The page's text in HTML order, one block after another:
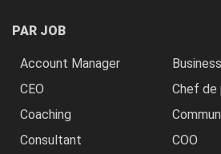
PAR JOB
Account Manager
CEO
Chef de
Coaching
Consultant
COO